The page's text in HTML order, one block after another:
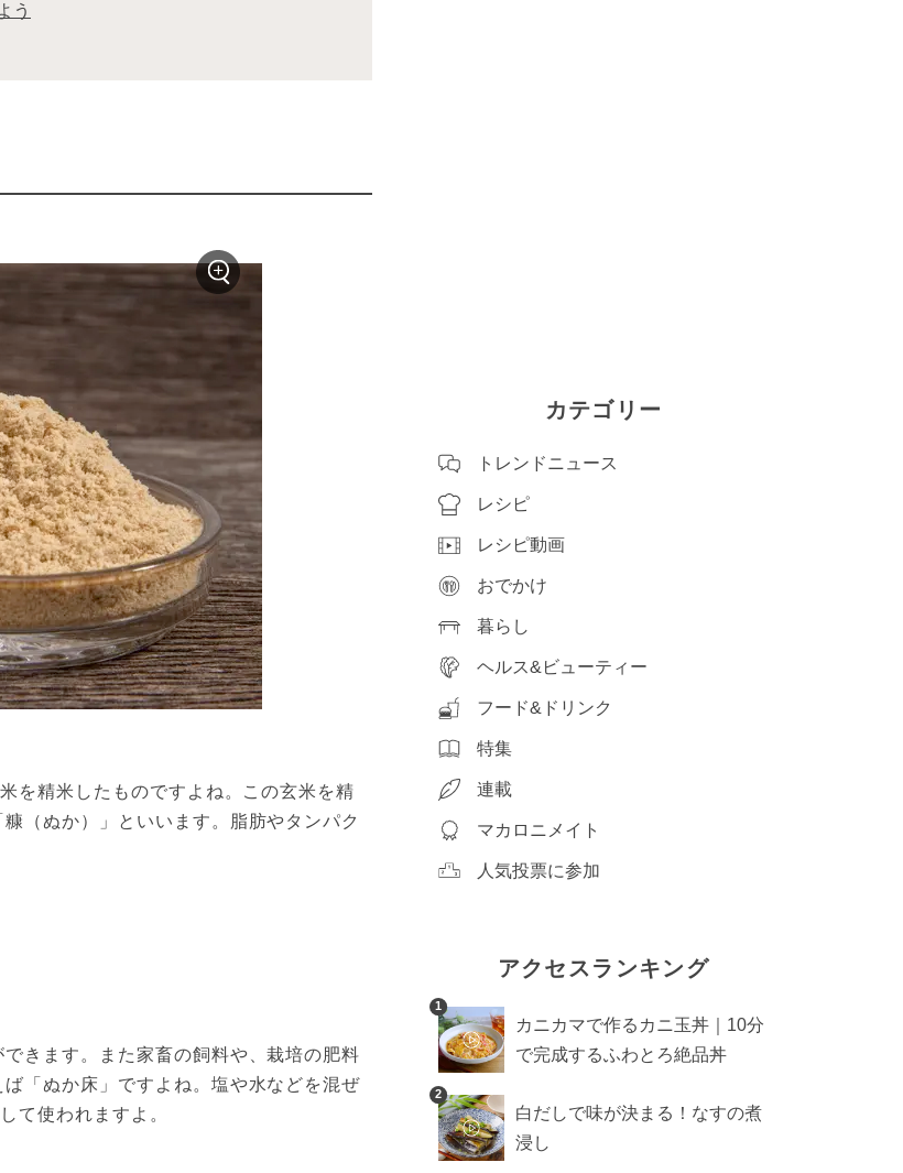
う
を精米したものですよね。この玄米を精
（ぬか）」といいます。脂肪やタンパク
きます。また家畜の飼料や、栽培の肥料
「ぬか床」ですよね。塩や水などを混ぜ
て使われますよ。
カテゴリー
トレンドニュース
レシピ
レシピ動画
おでかけ
暮らし
ヘルス&ビューティー
フード&ドリンク
特集
連載
マカロニメイト
人気投票に参加
アクセスランキング
1
カニカマで作るカニ玉丼｜10分
で完成するふわとろ絶品丼
2
白だしで味が決まる！なすの煮
浸し